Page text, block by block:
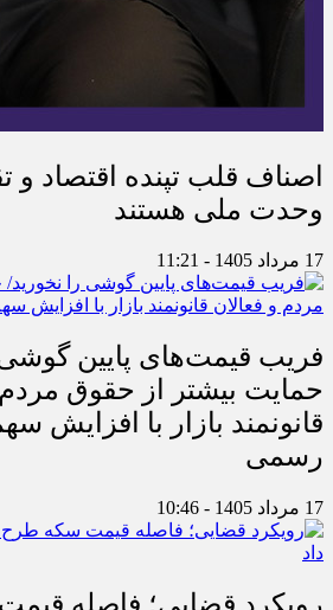
اصناف قلب تپنده اقتصاد و
وحدت ملی هستند
17 مرداد 1405 - 11:21
فریب قیمت‌های پایین گوشی
حمایت بیشتر از حقوق مردم
قانونمند بازار با افزایش
رسمی
17 مرداد 1405 - 10:46